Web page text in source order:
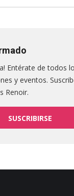
Entérate de todos
y eventos.
Renoir.
SUSCRIBIRSE